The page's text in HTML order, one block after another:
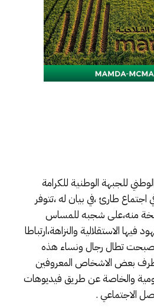
للجبهة الوطنية للكرامة
طارئ ،في بيان له ،تتوفر
منه،على شجبه للمساس
الاستقلالية والنزاهة،ارتباطا
اصبحت تطال رجال ونساء هذه
بعض الاشخاص المعروفين
والخاصة عن طريق فيديوهات
الاجتماعي .